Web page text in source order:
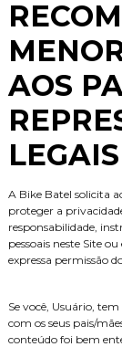
AOS
LEGAIS
A Bike Batel solicita
proteger a
responsabilidade,
pessoais neste Site
expressa permissão
Se você, Usuário,
com os seus pais/
conteúdo foi bem